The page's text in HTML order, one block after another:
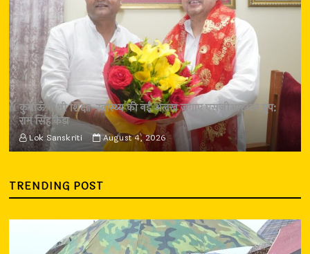
कुमाऊँ में भी शिक्षा-स्वास्थ्य की नई अलख जगाए एसजीआरआर ग्रुप:
राम सिंह कैड़ा
Lok Sanskriti August 4, 2026
TRENDING POST